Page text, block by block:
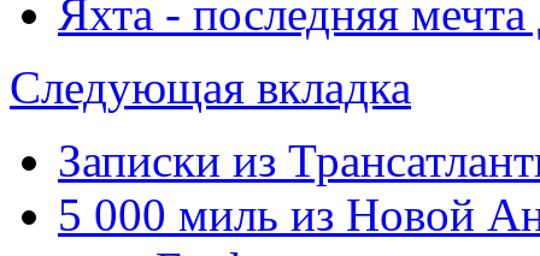
Яхта - последняя
Следующая вкладка
Записки из
5 000 миль из Новой